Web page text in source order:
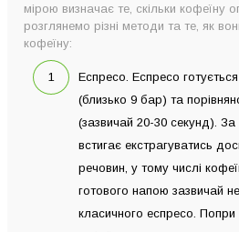
мірою визначає те, скільки кофеїну
розглянемо різні методи та те, як
кофеїну:
Еспресо. Еспресо
(близько 9 бар) та
(зазвичай 20-30 секунд). За
встигає екстрагуватись
речовин, у тому числі
готового напою зазвичай
класичного еспресо. Попри